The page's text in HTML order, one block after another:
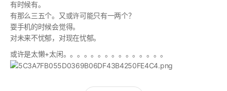
有时候有。
有那么三五个。又或许可能只有一两个？
耍手机的时候会觉得。
对未来不忧郁，对现在忧郁。
或许是太懒+太闲。。。。。。。。。。。。。。。